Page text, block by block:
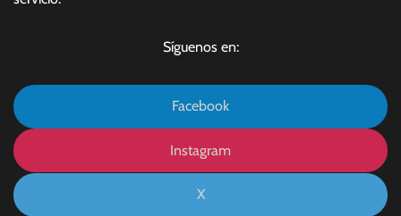
Síguenos en:
Facebook
Instagram
X